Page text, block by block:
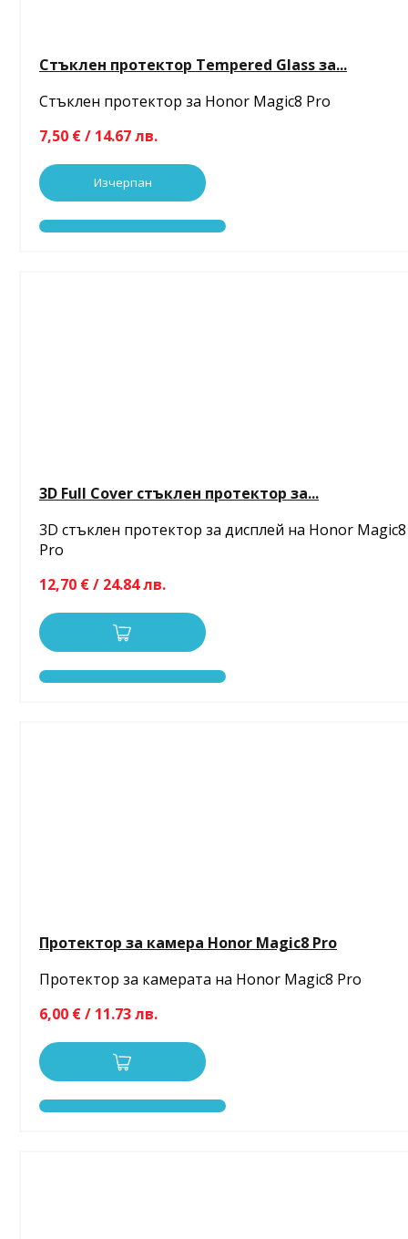
Стъклен протектор Tempered Glass за...
Стъклен протектор за Honor Magic8 Pro
7,50 € / 14.67 лв.
Изчерпан
3D Full Cover стъклен протектор за...
3D стъклен протектор за дисплей на Honor Magic8
Pro
12,70 € / 24.84 лв.
Протектор за камера Honor Magic8 Pro
Протектор за камерата на Honor Magic8 Pro
6,00 € / 11.73 лв.